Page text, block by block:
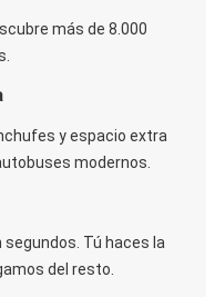
más de 8.000
y espacio extra
modernos.
Tú haces la
del resto.